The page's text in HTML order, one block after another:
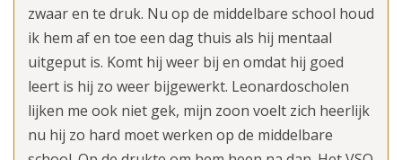
zwaar en te druk. Nu op de middelbare school houd
ik hem af en toe een dag thuis als hij mentaal
uitgeput is. Komt hij weer bij en omdat hij goed
leert is hij zo weer bijgewerkt. Leonardoscholen
lijken me ook niet gek, mijn zoon voelt zich heerlijk
nu hij zo hard moet werken op de middelbare